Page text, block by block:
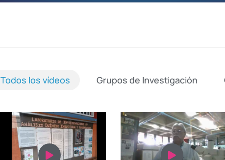
Todos los vídeos Grupos de Investigación